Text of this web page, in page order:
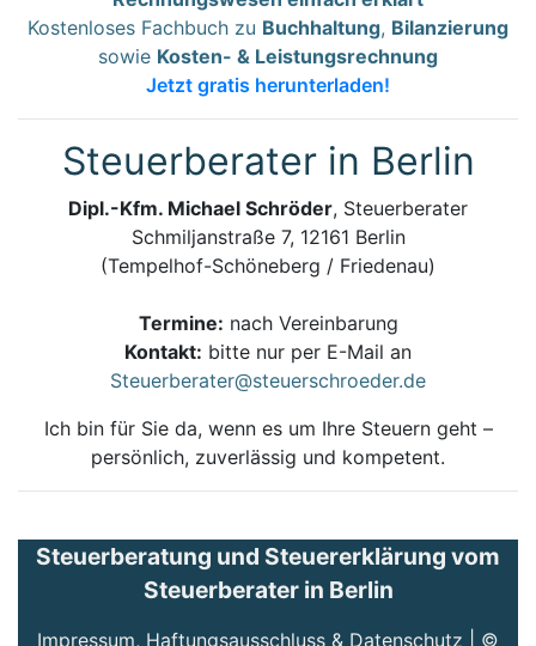
Kostenloses Fachbuch zu Buchhaltung, Bilanzierung
sowie Kosten- & Leistungsrechnung
Jetzt gratis herunterladen!
Steuerberater in Berlin
Dipl.-Kfm. Michael Schröder, Steuerberater
Schmiljanstraße 7, 12161 Berlin
(Tempelhof-Schöneberg / Friedenau)
Termine: nach Vereinbarung
Kontakt: bitte nur per E-Mail an
Steuerberater@steuerschroeder.de
Ich bin für Sie da, wenn es um Ihre Steuern geht –
persönlich, zuverlässig und kompetent.
Steuerberatung und Steuererklärung vom
Steuerberater in Berlin
Impressum, Haftungsausschluss & Datenschutz | ©